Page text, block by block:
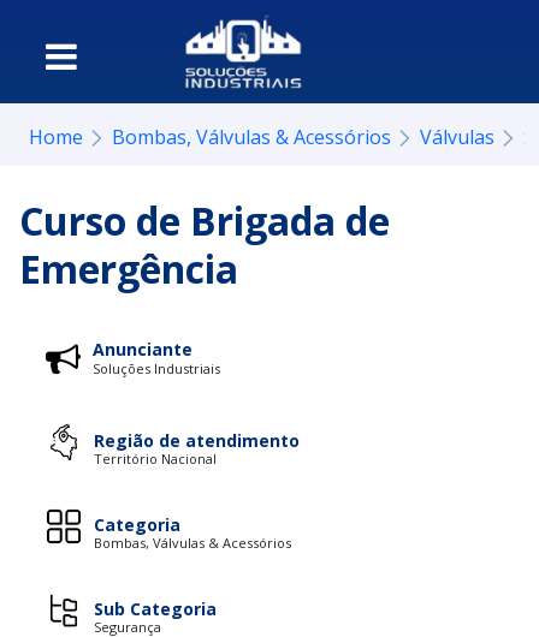
Home Bombas, Válvulas & Acessórios Válvulas
Curso de Brigada de
Emergência
Anunciante
Soluções Industriais
Região de atendimento
Território Nacional
Categoria
Bombas, Válvulas & Acessórios
Sub Categoria
Segurança